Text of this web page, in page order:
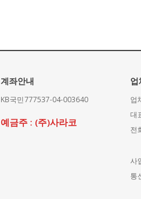
계좌안내
KB국민777537-04-003640
예금주 : (주)사라코
업
업
대
전
사
통